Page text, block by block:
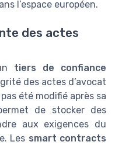
l’espace européen.
des actes
tiers de confiance
des actes d’avocat
été modifié après sa
de stocker des
aux exigences du
Les smart contracts